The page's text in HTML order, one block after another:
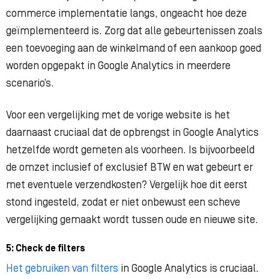
commerce implementatie langs, ongeacht hoe deze
geïmplementeerd is. Zorg dat alle gebeurtenissen zoals
een toevoeging aan de winkelmand of een aankoop goed
worden opgepakt in Google Analytics in meerdere
scenario’s.
Voor een vergelijking met de vorige website is het
daarnaast cruciaal dat de opbrengst in Google Analytics
hetzelfde wordt gemeten als voorheen. Is bijvoorbeeld
de omzet inclusief of exclusief BTW en wat gebeurt er
met eventuele verzendkosten? Vergelijk hoe dit eerst
stond ingesteld, zodat er niet onbewust een scheve
vergelijking gemaakt wordt tussen oude en nieuwe site.
5: Check de filters
Het gebruiken van filters in Google Analytics is cruciaal.